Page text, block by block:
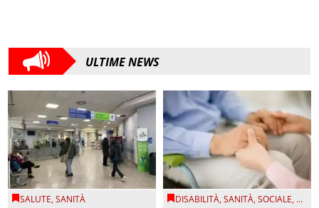
ULTIME NEWS
SALUTE,SANITÀ DISABILITÀ,SANITÀ,SOCIALE, ...